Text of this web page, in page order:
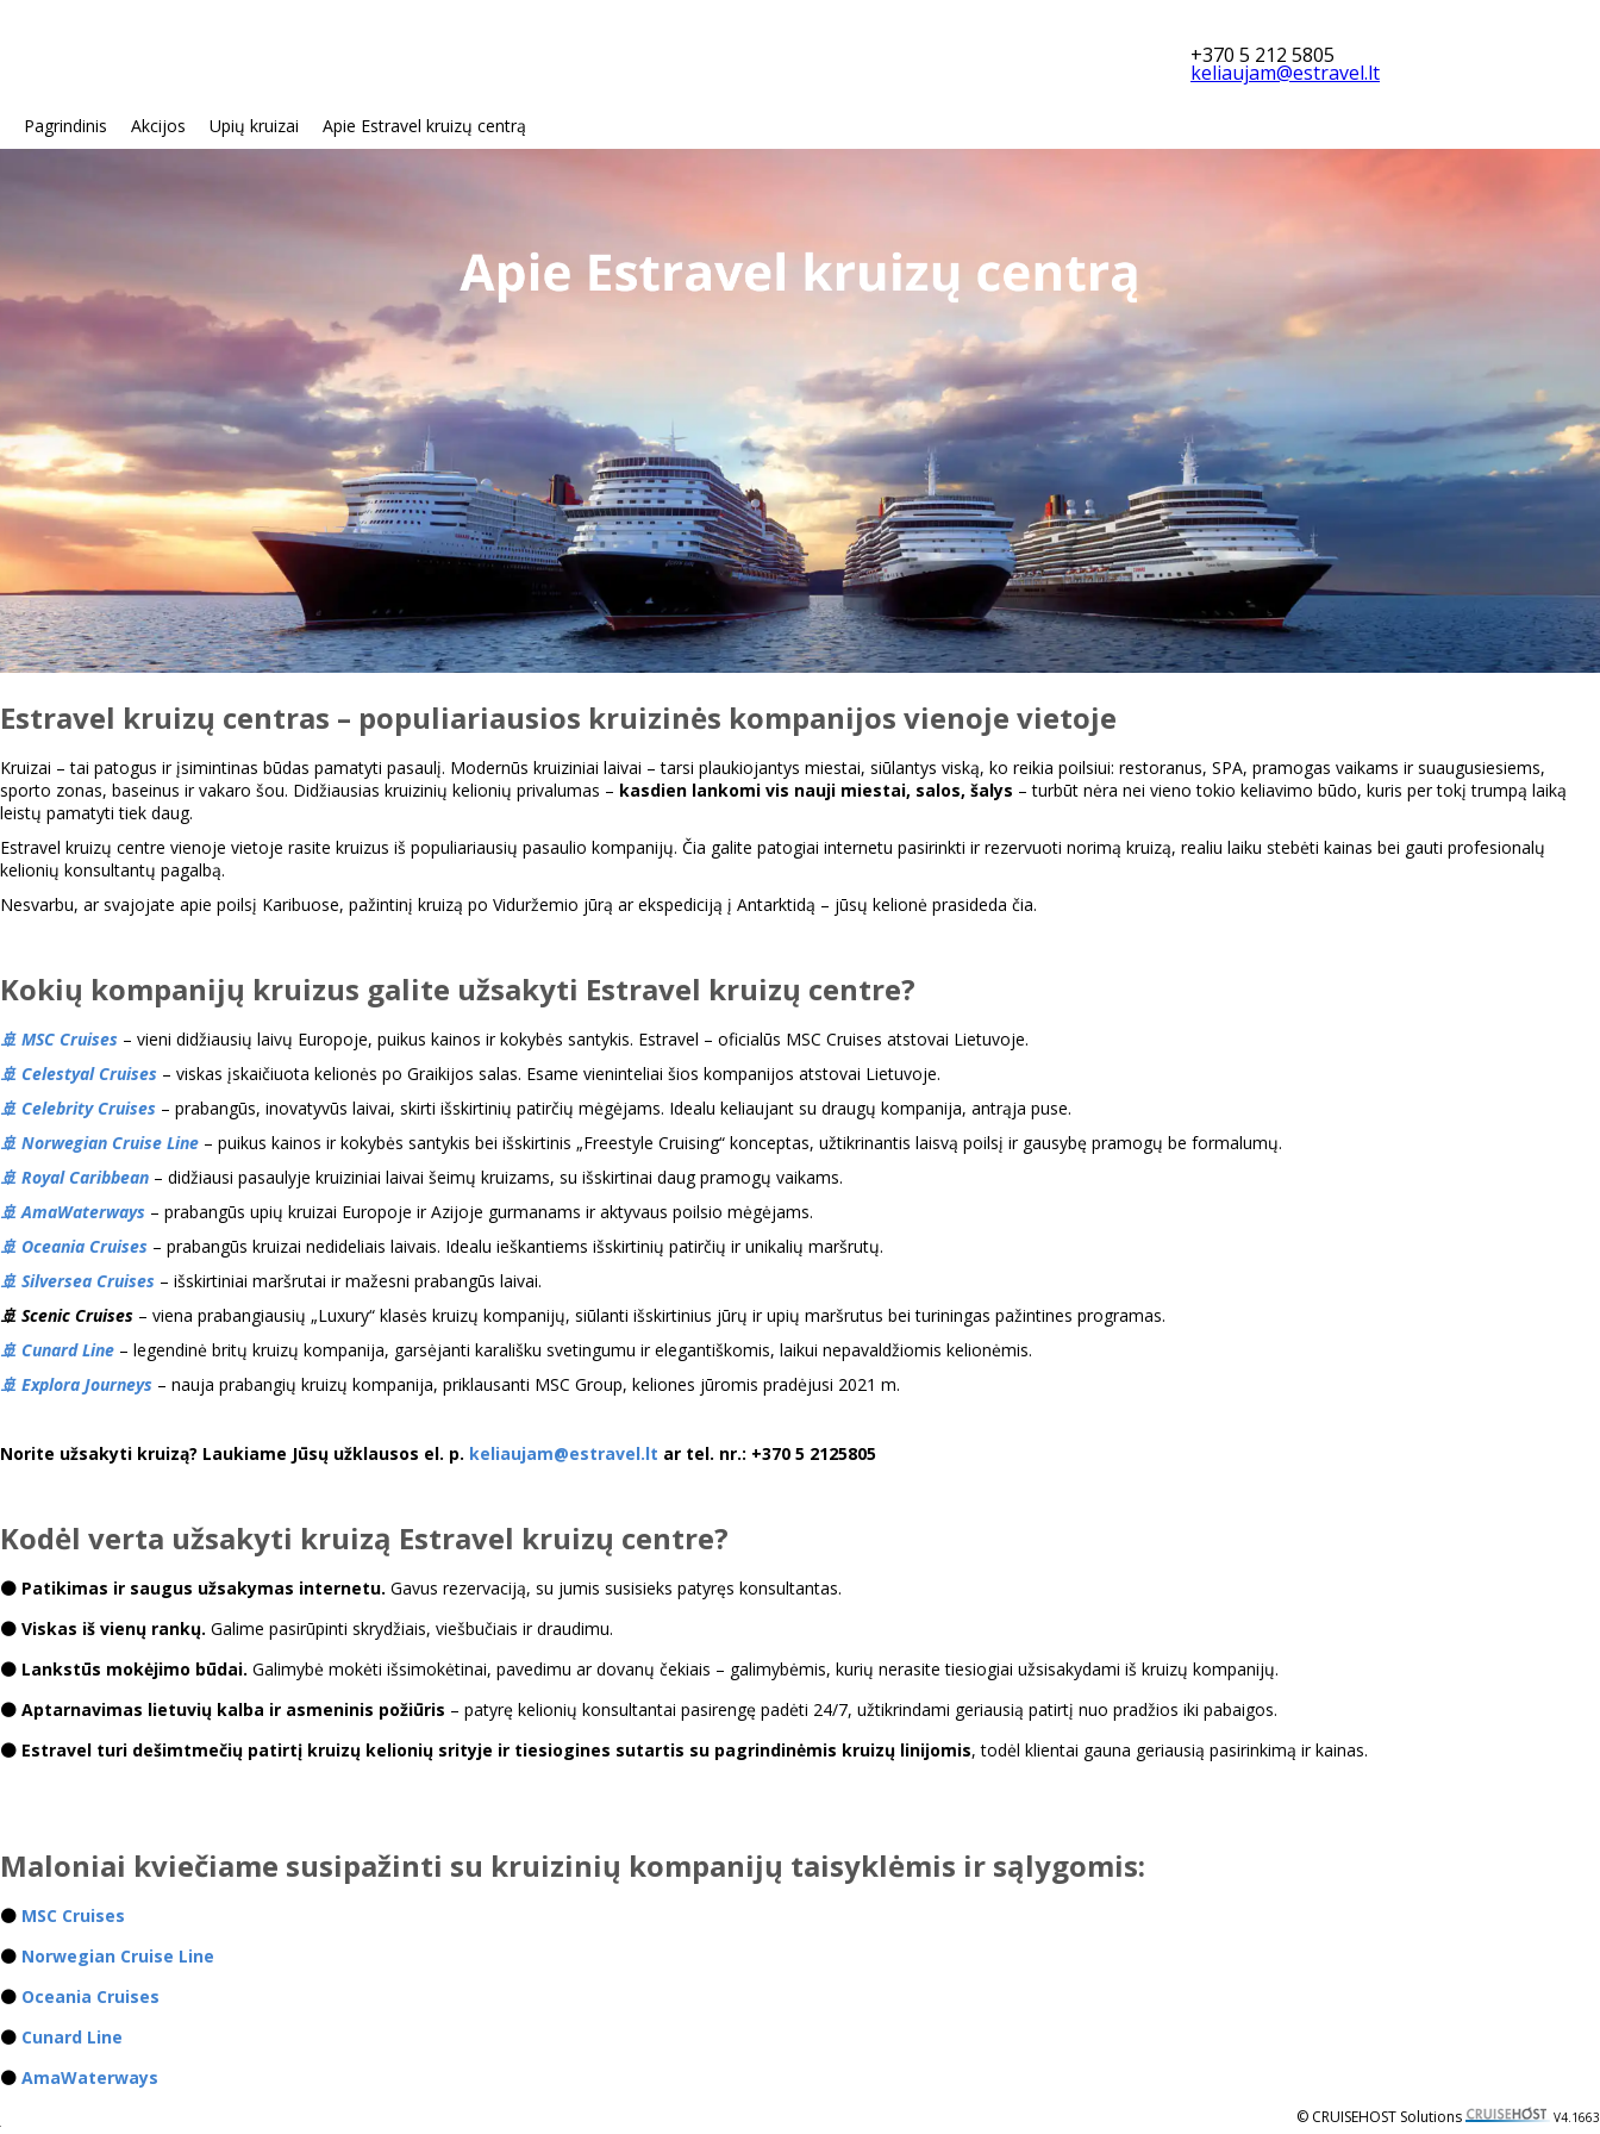
Pagrindinis Akcijos Upių kruizai Apie Estravel kruizų centrą
+370 5 212 5805
keliaujam@estravel.lt
Estravel kruizų centras – populiariausios kruizinės kompanijos vienoje vietoje
Kruizai – tai patogus ir įsimintinas būdas pamatyti pasaulį. Modernūs kruiziniai laivai – tarsi plaukiojantys miestai, siūlantys viską, ko reikia poilsiui: restoranus, SPA, pramogas vaikams ir suaugusiesiems,
sporto zonas, baseinus ir vakaro šou. Didžiausias kruizinių kelionių privalumas – kasdien lankomi vis nauji miestai, salos, šalys – turbūt nėra nei vieno tokio keliavimo būdo, kuris per tokį trumpą laiką
leistų pamatyti tiek daug.
Estravel kruizų centre vienoje vietoje rasite kruizus iš populiariausių pasaulio kompanijų. Čia galite patogiai internetu pasirinkti ir rezervuoti norimą kruizą, realiu laiku stebėti kainas bei gauti profesionalų
kelionių konsultantų pagalbą.
Nesvarbu, ar svajojate apie poilsį Karibuose, pažintinį kruizą po Viduržemio jūrą ar ekspediciją į Antarktidą – jūsų kelionė prasideda čia.
Kokių kompanijų kruizus galite užsakyti Estravel kruizų centre?
🚢 MSC Cruises – vieni didžiausių laivų Europoje, puikus kainos ir kokybės santykis. Estravel – oficialūs MSC Cruises atstovai Lietuvoje.
🚢 Celestyal Cruises – viskas įskaičiuota kelionės po Graikijos salas. Esame vieninteliai šios kompanijos atstovai Lietuvoje.
🚢 Celebrity Cruises – prabangūs, inovatyvūs laivai, skirti išskirtinių patirčių mėgėjams. Idealu keliaujant su draugų kompanija, antrąja puse.
🚢 Norwegian Cruise Line – puikus kainos ir kokybės santykis bei išskirtinis „Freestyle Cruising“ konceptas, užtikrinantis laisvą poilsį ir gausybę pramogų be formalumų.
🚢 Royal Caribbean – didžiausi pasaulyje kruiziniai laivai šeimų kruizams, su išskirtinai daug pramogų vaikams.
🚢 AmaWaterways – prabangūs upių kruizai Europoje ir Azijoje gurmanams ir aktyvaus poilsio mėgėjams.
🚢 Oceania Cruises – prabangūs kruizai nedideliais laivais. Idealu ieškantiems išskirtinių patirčių ir unikalių maršrutų.
🚢 Silversea Cruises – išskirtiniai maršrutai ir mažesni prabangūs laivai.
🚢 Scenic Cruises – viena prabangiausių „Luxury“ klasės kruizų kompanijų, siūlanti išskirtinius jūrų ir upių maršrutus bei turiningas pažintines programas.
🚢 Cunard Line – legendinė britų kruizų kompanija, garsėjanti karališku svetingumu ir elegantiškomis, laikui nepavaldžiomis kelionėmis.
🚢 Explora Journeys – nauja prabangių kruizų kompanija, priklausanti MSC Group, keliones jūromis pradėjusi 2021 m.
Norite užsakyti kruizą? Laukiame Jūsų užklausos el. p. keliaujam@estravel.lt ar tel. nr.: +370 5 2125805
Kodėl verta užsakyti kruizą Estravel kruizų centre?
⚫ Patikimas ir saugus užsakymas internetu. Gavus rezervaciją, su jumis susisieks patyręs konsultantas.
⚫ Viskas iš vienų rankų. Galime pasirūpinti skrydžiais, viešbučiais ir draudimu.
⚫ Lankstūs mokėjimo būdai. Galimybė mokėti išsimokėtinai, pavedimu ar dovanų čekiais – galimybėmis, kurių nerasite tiesiogiai užsisakydami iš kruizų kompanijų.
⚫ Aptarnavimas lietuvių kalba ir asmeninis požiūris – patyrę kelionių konsultantai pasirengę padėti 24/7, užtikrindami geriausią patirtį nuo pradžios iki pabaigos.
⚫ Estravel turi dešimtmečių patirtį kruizų kelionių srityje ir tiesiogines sutartis su pagrindinėmis kruizų linijomis, todėl klientai gauna geriausią pasirinkimą ir kainas.
Maloniai kviečiame susipažinti su kruizinių kompanijų taisyklėmis ir sąlygomis:
⚫ MSC Cruises
⚫ Norwegian Cruise Line
⚫ Oceania Cruises
⚫ Cunard Line
⚫ AmaWaterways
© CRUISEHOST Solutions V4.1663